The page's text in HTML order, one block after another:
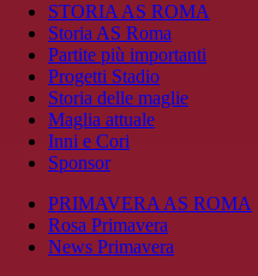
STORIA AS ROMA
Storia AS Roma
Partite più importanti
Progetti Stadio
Storia delle maglie
Maglia attuale
Inni e Cori
Sponsor
PRIMAVERA AS ROMA
Rosa Primavera
News Primavera